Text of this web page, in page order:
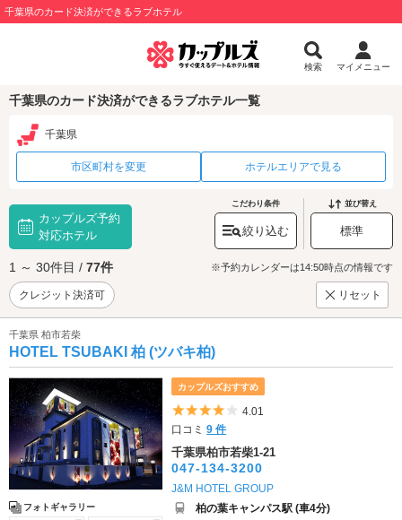
千葉県のカード決済ができるラブホテル
検索 マイメニュー
千葉県のカード決済ができるラブホテル一覧
千葉県
市区町村を変更 ホテルエリアで見る
カップルズ予約
対応ホテル
こだわり条件
絞り込む
並び替え
標準
1 ～ 30件目 / 77件 ※予約カレンダーは14:50時点の情報です
クレジット決済可 リセット
千葉県 柏市若柴
HOTEL TSUBAKI 柏 (ツバキ柏)
フォトギャラリー
カップルズおすすめ
5つ星のうち4
4.01
口コミ9 件
千葉県柏市若柴1-21
047-134-3200
J&M HOTEL GROUP
柏の葉キャンパス駅 (車4分)